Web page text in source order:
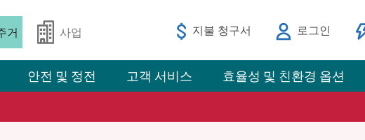
거
안전 및 정전 고객 서비스 효율성 및 친환경 옵션
사업 지불 청구서 로그인